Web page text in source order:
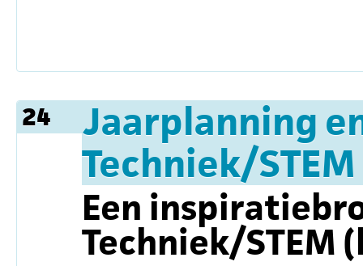
24
Jaarplanning
Techniek/
Een
Techniek/STEM